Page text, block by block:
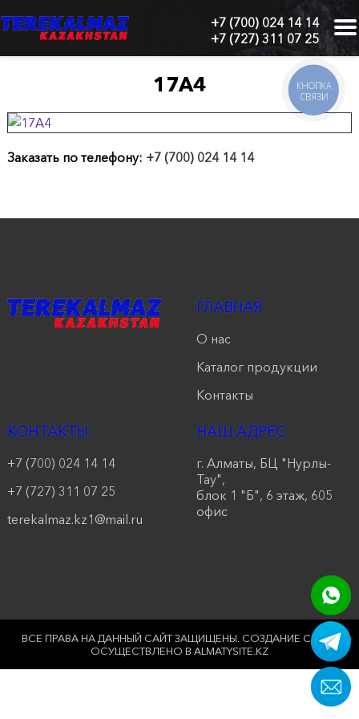
+7 (700) 024 14 14
+7 (727) 311 07 25
Алматы,
Тау",
блок
"Б",
офис
О
нас
заявку
Контакты
17А4
Заказать по телефону: +7 (700) 024 14 14
ГЛАВНАЯ
О нас
Каталог продукции
Контакты
КОНТАКТЫ
+7 (700) 024 14 14
+7 (727) 311 07 25
terekalmaz.kz1@mail.ru
НАШ АДРЕС
г. Алматы, БЦ "Нурлы-
Тау",
блок 1 "Б", 6 этаж, 605
офис
ВСЕ ПРАВА НА ДАННЫЙ САЙТ ЗАЩИЩЕНЫ. СОЗДАНИЕ САЙТА
ОСУЩЕСТВЛЕНО В ALMATYSITE.KZ
КНОПКА
СВЯЗИ